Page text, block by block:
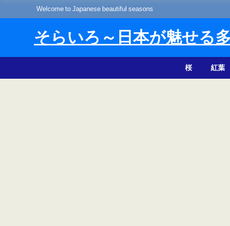
Welcome to Japanese beautiful seasons
そらいろ～日本が魅せる
桜 紅葉